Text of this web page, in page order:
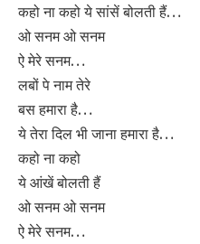
कहो ना कहो ये सांसें बोलती हैं…
ओ सनम ओ सनम
ऐ मेरे सनम…
लबों पे नाम तेरे
बस हमारा है…
ये तेरा दिल भी जाना हमारा है…
कहो ना कहो
ये आंखें बोलती हैं
ओ सनम ओ सनम
ऐ मेरे सनम…